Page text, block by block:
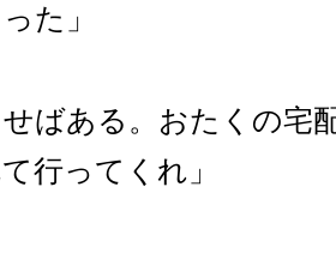
た」
ばある。おたくの宅
行ってくれ」